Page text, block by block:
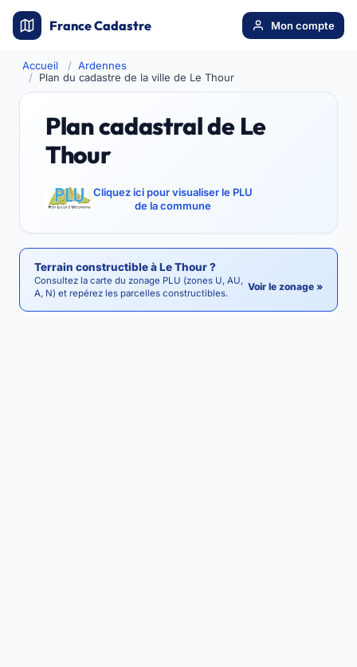
France Cadastre Mon compte
Accueil
Ardennes
Plan du cadastre de la ville de Le Thour
Plan cadastral de Le
Thour
Cliquez ici pour visualiser le PLU
de la commune
Terrain constructible à Le Thour ?
Consultez la carte du zonage PLU (zones U, AU,
A, N) et repérez les parcelles constructibles.
Voir le zonage »